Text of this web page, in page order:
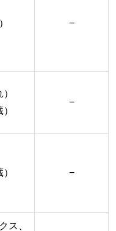
−
−
−
ス、